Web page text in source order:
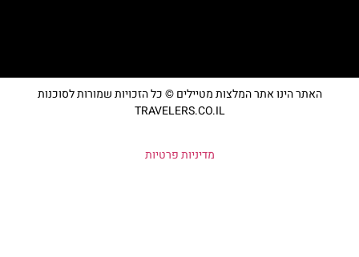
האתר הינו אתר המלצות מטיילים © כל הזכויות שמורות לסוכנות
TRAVELERS.CO.IL
מדיניות פרטיות